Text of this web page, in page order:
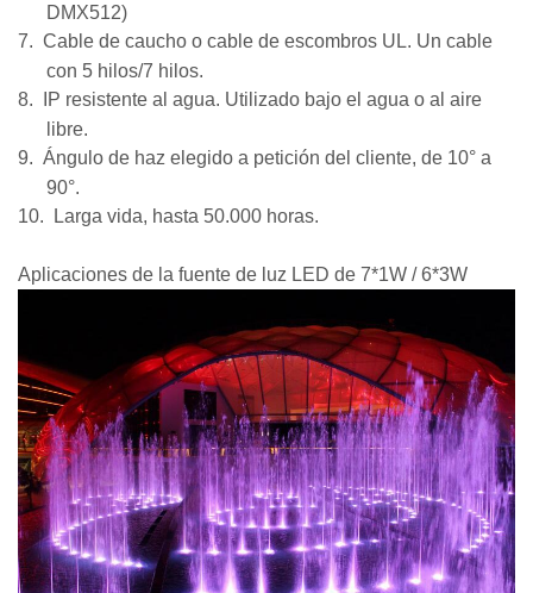
DMX512)
7. Cable de caucho o cable de escombros UL. Un cable
con 5 hilos/7 hilos.
8.
IP resistente al agua. Utilizado bajo el agua o al aire
libre.
9. Ángulo de haz elegido a petición del cliente, de 10° a
90°.
10.
Larga vida, hasta 50.000 horas.
Aplicaciones de la fuente de luz LED de 7*1W / 6*3W